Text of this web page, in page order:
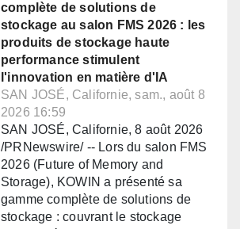
complète de solutions de
stockage au salon FMS 2026 : les
produits de stockage haute
performance stimulent
l'innovation en matière d'IA
SAN JOSÉ, Californie, sam., août 8
2026 16:59
SAN JOSÉ, Californie, 8 août 2026
/PRNewswire/ -- Lors du salon FMS
2026 (Future of Memory and
Storage), KOWIN a présenté sa
gamme complète de solutions de
stockage : couvrant le stockage